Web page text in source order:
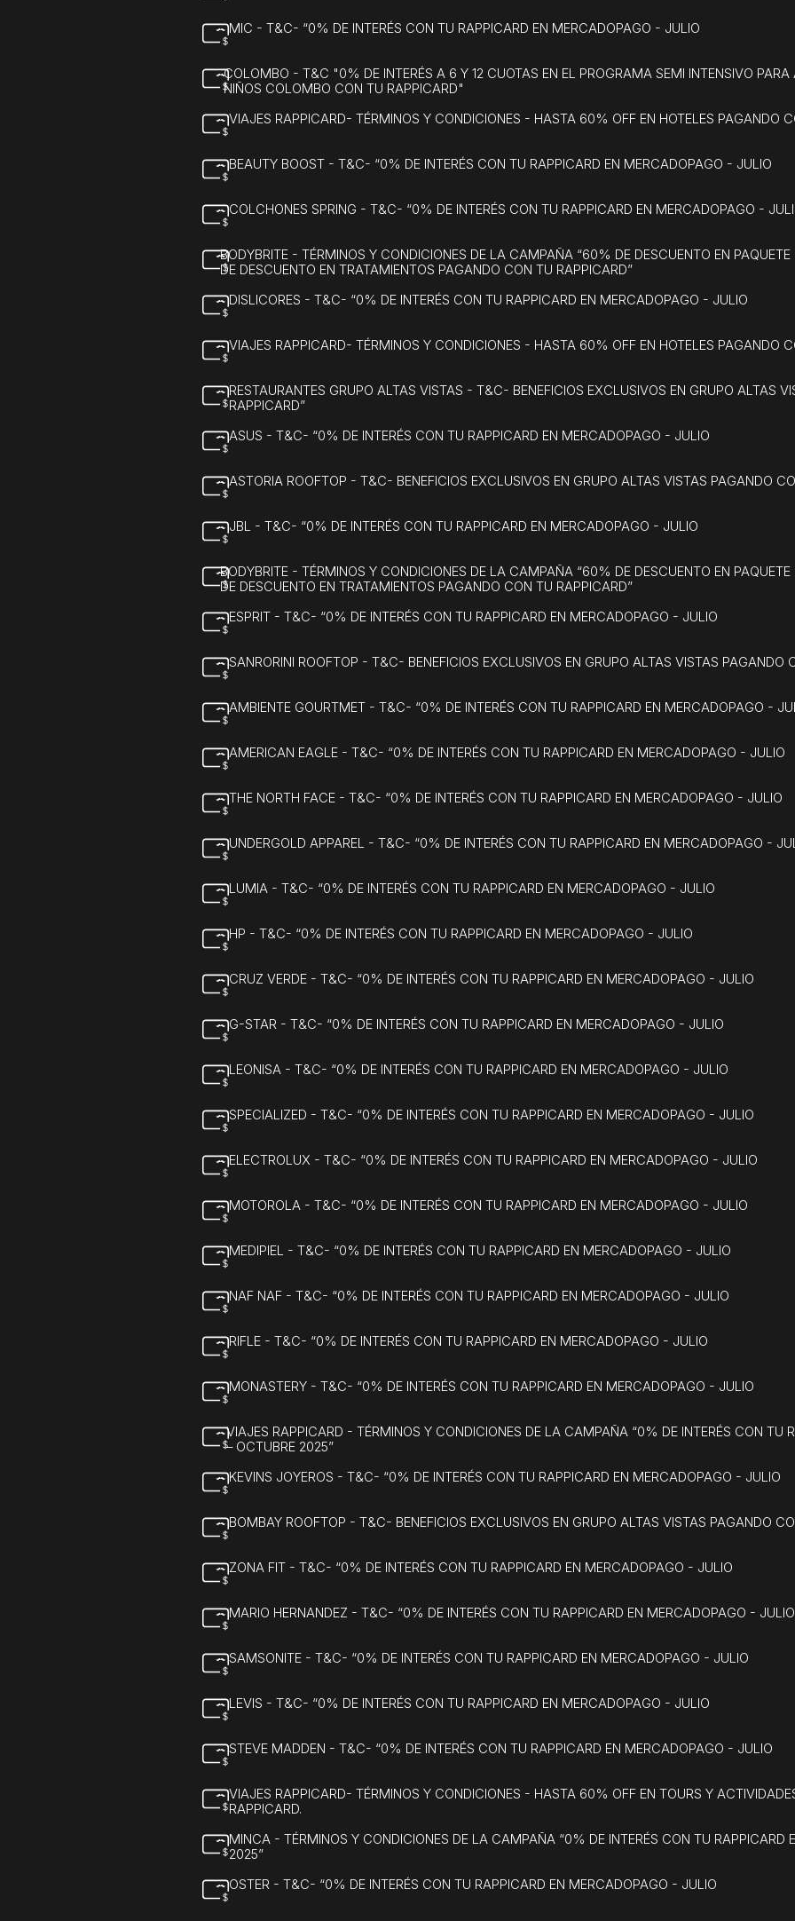
MIC - T&C- “0% DE INTERÉS CON TU RAPPICARD EN MERCADOPAGO - JULIO
COLOMBO - T&C "0% DE INTERÉS A 6 Y 12 CUOTAS EN EL PROGRAMA SEMI INTENSIVO PARA
NIÑOS COLOMBO CON TU RAPPICARD"
VIAJES RAPPICARD- TÉRMINOS Y CONDICIONES - HASTA 60% OFF EN HOTELES PAGANDO
BEAUTY BOOST - T&C- “0% DE INTERÉS CON TU RAPPICARD EN MERCADOPAGO - JULIO
COLCHONES SPRING - T&C- “0% DE INTERÉS CON TU RAPPICARD EN MERCADOPAGO -
BODYBRITE - TÉRMINOS Y CONDICIONES DE LA CAMPAÑA “60% DE DESCUENTO EN
DE DESCUENTO EN TRATAMIENTOS PAGANDO CON TU RAPPICARD”
DISLICORES - T&C- “0% DE INTERÉS CON TU RAPPICARD EN MERCADOPAGO - JULIO
VIAJES RAPPICARD- TÉRMINOS Y CONDICIONES - HASTA 60% OFF EN HOTELES PAGANDO
RESTAURANTES GRUPO ALTAS VISTAS - T&C- BENEFICIOS EXCLUSIVOS EN GRUPO ALTAS
RAPPICARD”
ASUS - T&C- “0% DE INTERÉS CON TU RAPPICARD EN MERCADOPAGO - JULIO
ASTORIA ROOFTOP - T&C- BENEFICIOS EXCLUSIVOS EN GRUPO ALTAS VISTAS PAGANDO
JBL - T&C- “0% DE INTERÉS CON TU RAPPICARD EN MERCADOPAGO - JULIO
BODYBRITE - TÉRMINOS Y CONDICIONES DE LA CAMPAÑA “60% DE DESCUENTO EN
DE DESCUENTO EN TRATAMIENTOS PAGANDO CON TU RAPPICARD”
ESPRIT - T&C- “0% DE INTERÉS CON TU RAPPICARD EN MERCADOPAGO - JULIO
SANRORINI ROOFTOP - T&C- BENEFICIOS EXCLUSIVOS EN GRUPO ALTAS VISTAS PAGANDO
AMBIENTE GOURTMET - T&C- “0% DE INTERÉS CON TU RAPPICARD EN MERCADOPAGO -
AMERICAN EAGLE - T&C- “0% DE INTERÉS CON TU RAPPICARD EN MERCADOPAGO - JULIO
THE NORTH FACE - T&C- “0% DE INTERÉS CON TU RAPPICARD EN MERCADOPAGO - JULIO
UNDERGOLD APPAREL - T&C- “0% DE INTERÉS CON TU RAPPICARD EN MERCADOPAGO -
LUMIA - T&C- “0% DE INTERÉS CON TU RAPPICARD EN MERCADOPAGO - JULIO
HP - T&C- “0% DE INTERÉS CON TU RAPPICARD EN MERCADOPAGO - JULIO
CRUZ VERDE - T&C- “0% DE INTERÉS CON TU RAPPICARD EN MERCADOPAGO - JULIO
G-STAR - T&C- “0% DE INTERÉS CON TU RAPPICARD EN MERCADOPAGO - JULIO
LEONISA - T&C- “0% DE INTERÉS CON TU RAPPICARD EN MERCADOPAGO - JULIO
SPECIALIZED - T&C- “0% DE INTERÉS CON TU RAPPICARD EN MERCADOPAGO - JULIO
ELECTROLUX - T&C- “0% DE INTERÉS CON TU RAPPICARD EN MERCADOPAGO - JULIO
MOTOROLA - T&C- “0% DE INTERÉS CON TU RAPPICARD EN MERCADOPAGO - JULIO
MEDIPIEL - T&C- “0% DE INTERÉS CON TU RAPPICARD EN MERCADOPAGO - JULIO
NAF NAF - T&C- “0% DE INTERÉS CON TU RAPPICARD EN MERCADOPAGO - JULIO
RIFLE - T&C- “0% DE INTERÉS CON TU RAPPICARD EN MERCADOPAGO - JULIO
MONASTERY - T&C- “0% DE INTERÉS CON TU RAPPICARD EN MERCADOPAGO - JULIO
VIAJES RAPPICARD - TÉRMINOS Y CONDICIONES DE LA CAMPAÑA “0% DE INTERÉS CON TU
– OCTUBRE 2025”
KEVINS JOYEROS - T&C- “0% DE INTERÉS CON TU RAPPICARD EN MERCADOPAGO - JULIO
BOMBAY ROOFTOP - T&C- BENEFICIOS EXCLUSIVOS EN GRUPO ALTAS VISTAS PAGANDO
ZONA FIT - T&C- “0% DE INTERÉS CON TU RAPPICARD EN MERCADOPAGO - JULIO
MARIO HERNANDEZ - T&C- “0% DE INTERÉS CON TU RAPPICARD EN MERCADOPAGO - JULIO
SAMSONITE - T&C- “0% DE INTERÉS CON TU RAPPICARD EN MERCADOPAGO - JULIO
LEVIS - T&C- “0% DE INTERÉS CON TU RAPPICARD EN MERCADOPAGO - JULIO
STEVE MADDEN - T&C- “0% DE INTERÉS CON TU RAPPICARD EN MERCADOPAGO - JULIO
VIAJES RAPPICARD- TÉRMINOS Y CONDICIONES - HASTA 60% OFF EN TOURS Y
RAPPICARD.
MINCA - TÉRMINOS Y CONDICIONES DE LA CAMPAÑA “0% DE INTERÉS CON TU RAPPICARD
2025”
OSTER - T&C- “0% DE INTERÉS CON TU RAPPICARD EN MERCADOPAGO - JULIO